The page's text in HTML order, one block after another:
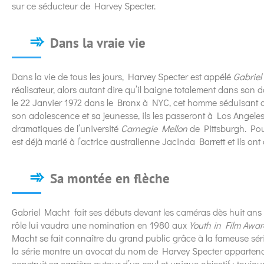
sur ce séducteur de Harvey Specter.
Dans la vraie vie
Dans la vie de tous les jours, Harvey Specter est appélé
réalisateur, alors autant dire qu’il baigne totalement dans son
le 22 Janvier 1972 dans le Bronx à NYC, cet homme
son adolescence et sa jeunesse, ils les passeront à Los
dramatiques de l’université Carnegie Mellonde Pittsburgh.
est déjà marié à l’actrice australienne Jacinda Barrett et ils
Sa montée en flèche
Gabriel Macht fait ses débuts devant les caméras dès huit
rôle lui vaudra une nomination en 1980 aux Youth in Film
Macht se fait connaître du grand public grâce à la fameuse
la série montre un avocat du nom de Harvey Specter